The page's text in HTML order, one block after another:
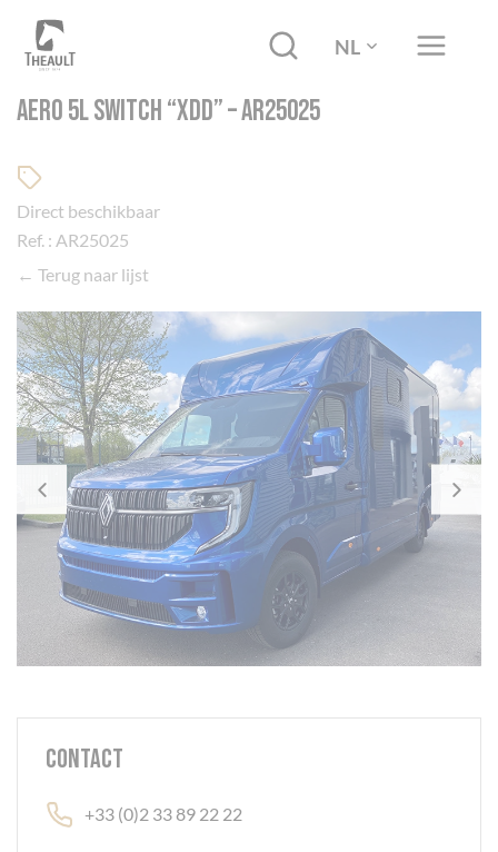
NL
AERO 5L SWITCH “XDD” – AR25025
Direct beschikbaar
Ref. : AR25025
← Terug naar lijst
Contact
+33 (0)2 33 89 22 22